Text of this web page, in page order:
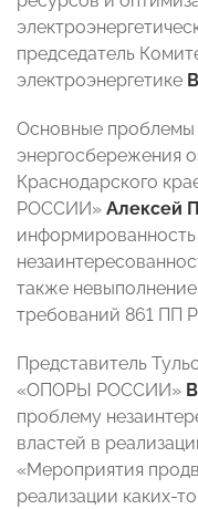
председатель
электроэнергетике
Основные проблемы
энергосбережения
Краснодарского
РОССИИ» Алексей
информированность
также
требований 861 ПП
Представитель
«ОПОРЫ РОССИИ»
проблему
властей в
«Мероприятия
реализации каких-